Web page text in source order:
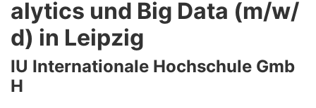
alytics und Big Data (m/w/
d) in Leipzig
IU Internationale Hochschule Gmb
H